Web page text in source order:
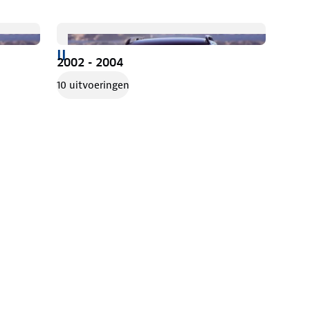
II
2002 - 2004
10 uitvoeringen